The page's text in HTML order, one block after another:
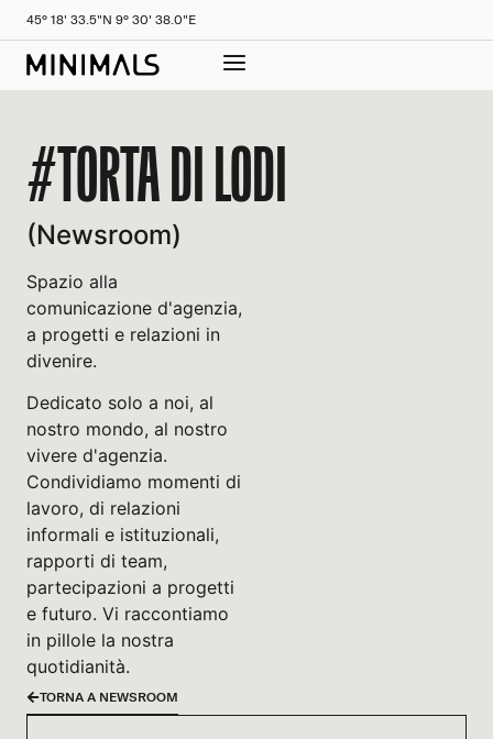
45° 18' 33.5"N 9° 30' 38.0"E
#TORTA DI LODI
(Newsroom)
Spazio alla
comunicazione d'agenzia,
a progetti e relazioni in
divenire.
Dedicato solo a noi, al
nostro mondo, al nostro
vivere d'agenzia.
Condividiamo momenti di
lavoro, di relazioni
informali e istituzionali,
rapporti di team,
partecipazioni a progetti
e futuro. Vi raccontiamo
in pillole la nostra
quotidianità.
TORNA A NEWSROOM